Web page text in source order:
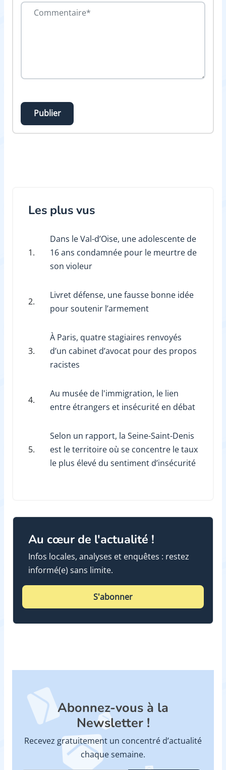
Publier
Les plus vus
1.
Dans le Val-d’Oise, une adolescente de
16 ans condamnée pour le meurtre de
son violeur
2.
Livret défense, une fausse bonne idée
pour soutenir l’armement
3.
À Paris, quatre stagiaires renvoyés
d’un cabinet d’avocat pour des propos
racistes
4.
Au musée de l'immigration, le lien
entre étrangers et insécurité en débat
5.
Selon un rapport, la Seine-Saint-Denis
est le territoire où se concentre le taux
le plus élevé du sentiment d’insécurité
Au cœur de l'actualité !
Infos locales, analyses et enquêtes : restez
informé(e) sans limite.
S'abonner
Abonnez-vous à la
Newsletter !
Recevez gratuitement un concentré d’actualité
chaque semaine.